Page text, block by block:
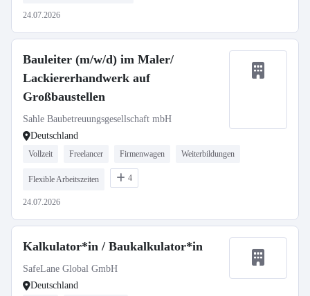
24.07.2026
Bauleiter (m/w/d) im Maler/
Lackiererhandwerk auf
Großbaustellen
Sahle Baubetreuungsgesellschaft mbH
Deutschland
Vollzeit Freelancer Firmenwagen Weiterbildungen
Flexible Arbeitszeiten 4
24.07.2026
Kalkulator*in / Baukalkulator*in
SafeLane Global GmbH
Deutschland